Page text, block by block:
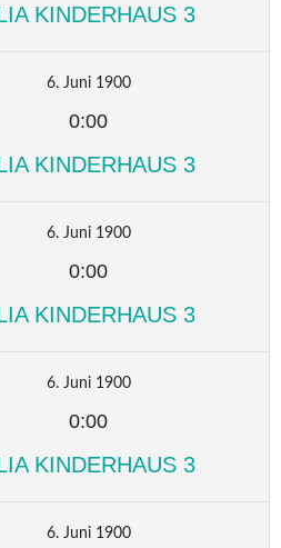
KINDERHAUS 3
6. Juni 1900
0:00
KINDERHAUS 3
6. Juni 1900
0:00
KINDERHAUS 3
6. Juni 1900
0:00
KINDERHAUS 3
6. Juni 1900